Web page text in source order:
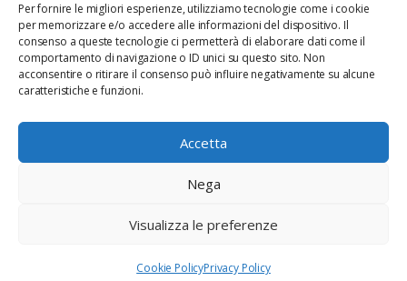
Per fornire le migliori esperienze, utilizziamo tecnologie come i cookie
per memorizzare e/o accedere alle informazioni del dispositivo. Il
consenso a queste tecnologie ci permetterà di elaborare dati come il
comportamento di navigazione o ID unici su questo sito. Non
acconsentire o ritirare il consenso può influire negativamente su alcune
caratteristiche e funzioni.
Accetta
Nega
Visualizza le preferenze
Cookie PolicyPrivacy Policy
internavigaresrl@arubapec.it
SUPPORTO
supporto@internavigare.com
PARLA CON UN CONSULENTE